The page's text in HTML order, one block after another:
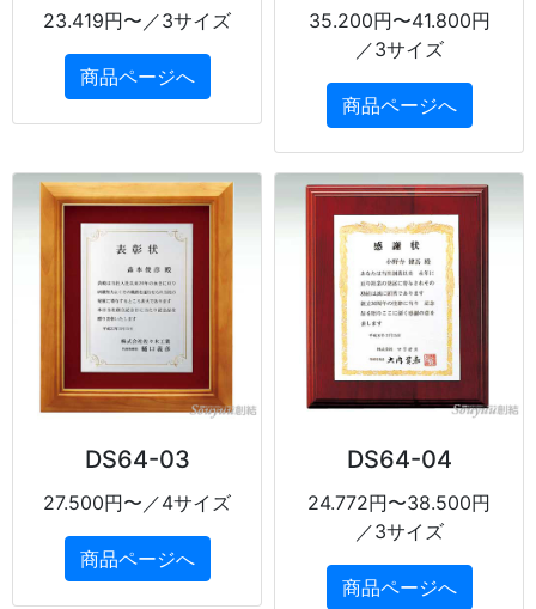
23.419円〜／3サイズ
商品ページへ
35.200円〜41.800円
／3サイズ
商品ページへ
DS64-03
27.500円〜／4サイズ
商品ページへ
DS64-04
24.772円〜38.500円
／3サイズ
商品ページへ